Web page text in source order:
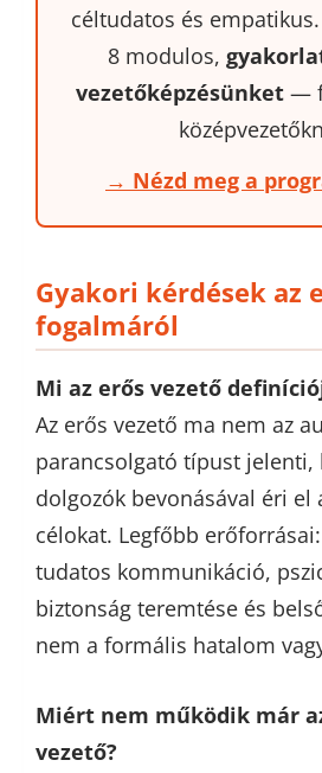
céltudatos és
8 modulos,
vezetőképzésünket —
→ Nézd meg a
Gyakori kérdések az
fogalmáról
Mi az erős vezető
Az erős vezető ma nem az
parancsolgató típust jelenti,
dolgozók bevonásával éri el
célokat. Legfőbb
tudatos kommunikáció,
biztonság teremtése és
nem a formális hatalom
Miért nem működik már
vezető?